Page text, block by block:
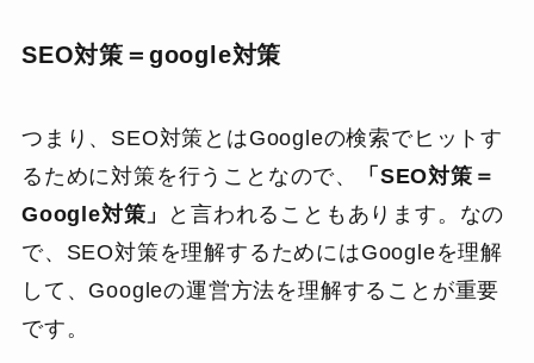
SEO対策＝google対策
つまり、SEO対策とはGoogleの検索でヒットす
るために対策を行うことなので、
「SEO対策＝
Google対策」
と言われることもあります。なの
で、SEO対策を理解するためにはGoogleを理解
して、Googleの運営方法を理解することが重要
です。